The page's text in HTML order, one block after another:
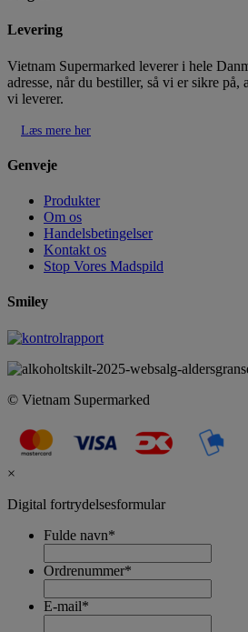
Levering
Vietnam Supermarked leverer i hele
adresse, når du bestiller, så vi er sikre
vi leverer.
Læs mere her
Genveje
Produkter
Om os
Handelsbetingelser
Kontakt os
Stop Vores Madspild
Smiley
© Vietnam Supermarked
×
Digital fortrydelsesformular
Fulde navn*
Ordrenummer*
E-mail*